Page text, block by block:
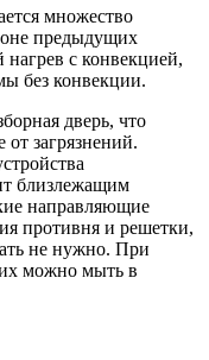
множество
предыдущих
с конвекцией,
без конвекции.
дверь, что
от загрязнений.
близлежащим
направляющие
противня и решетки,
не нужно. При
можно мыть в